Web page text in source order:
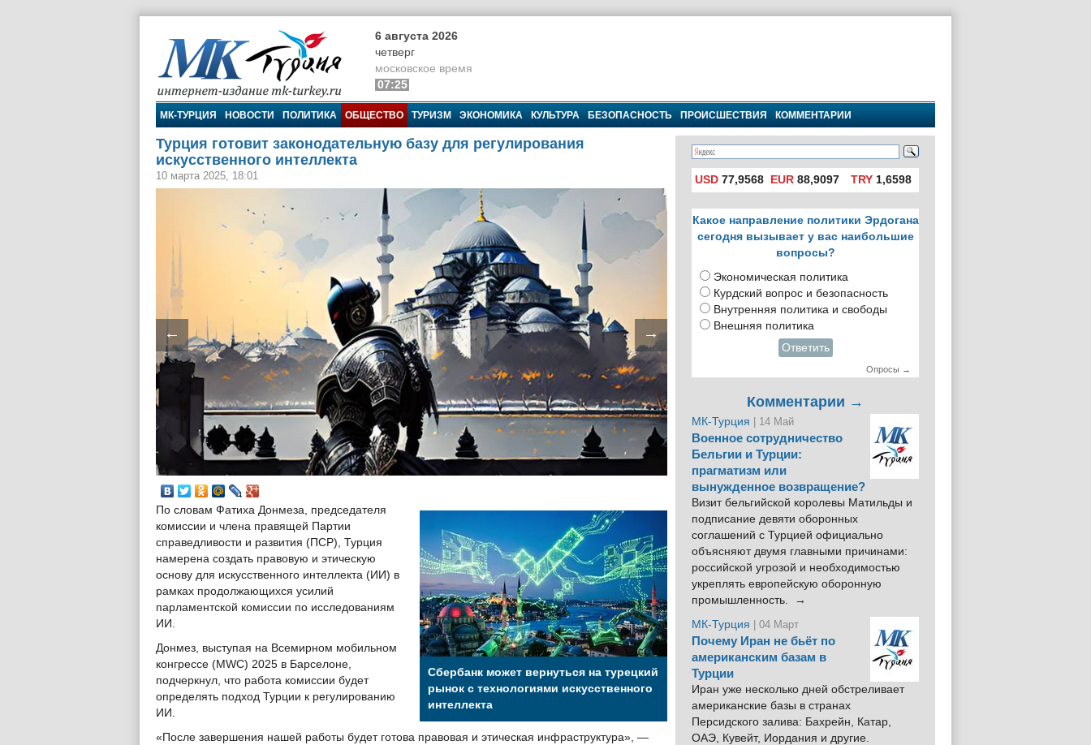
МК-Турция
6 августа 2026
четверг
московское время
07:25
МК-ТУРЦИЯ НОВОСТИ ПОЛИТИКА ОБЩЕСТВО ТУРИЗМ ЭКОНОМИКА КУЛЬТУРА БЕЗОПАСНОСТЬ ПРОИСШЕСТВИЯ КОММЕНТАРИИ
Турция готовит законодательную базу для регулирования
искусственного интеллекта
10 марта 2025, 18:01
← →
Сбербанк может вернуться на турецкий
рынок с технологиями искусственного
интеллекта
По словам Фатиха Донмеза, председателя
комиссии и члена правящей Партии
справедливости и развития (ПСР), Турция
намерена создать правовую и этическую
основу для искусственного интеллекта (ИИ) в
рамках продолжающихся усилий
парламентской комиссии по исследованиям
ИИ.
Донмез, выступая на Всемирном мобильном
конгрессе (MWC) 2025 в Барселоне,
подчеркнул, что работа комиссии будет
определять подход Турции к регулированию
ИИ.
«После завершения нашей работы будет готова правовая и этическая инфраструктура», —
USD 77,9568 EUR 88,9097 TRY1,6598
Какое направление политики Эрдогана
сегодня вызывает у вас наибольшие
вопросы?
Экономическая политика
Курдский вопрос и безопасность
Внутренняя политика и свободы
Внешняя политика
Ответить
Опросы →
Комментарии →
МК-Турция | 14 Май
Военное сотрудничество
Бельгии и Турции:
прагматизм или
вынужденное возвращение?
Визит бельгийской королевы Матильды и
подписание девяти оборонных
соглашений с Турцией официально
объясняют двумя главными причинами:
российской угрозой и необходимостью
укреплять европейскую оборонную
промышленность. →
МК-Турция
| 04 Март
Почему Иран не бьёт по
американским базам в
Турции
Иран уже несколько дней обстреливает
американские базы в странах
Персидского залива: Бахрейн, Катар,
ОАЭ, Кувейт, Иордания и другие.